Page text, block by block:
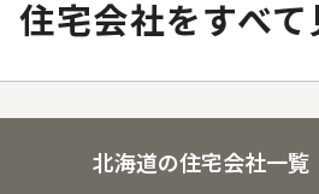
住宅会社をすべ
北海道の住宅会社一覧